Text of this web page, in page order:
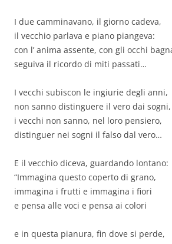
I due camminavano, il giorno cadeva,
il vecchio parlava e piano piangeva:
con l’ anima assente, con gli occhi
seguiva il ricordo di miti passati…
I vecchi subiscon le ingiurie degli anni,
non sanno distinguere il vero dai sogni,
i vecchi non sanno, nel loro pensiero,
distinguer nei sogni il falso dal vero…
E il vecchio diceva, guardando lontano:
“Immagina questo coperto di grano,
immagina i frutti e immagina i fiori
e pensa alle voci e pensa ai colori
e in questa pianura, fin dove si perde,